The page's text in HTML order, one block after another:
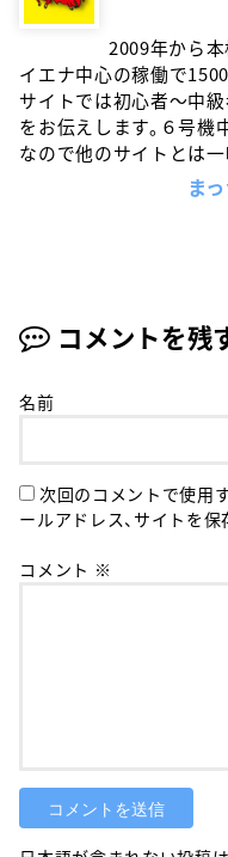
2009年から
イエナ中心の稼働で
サイトでは初心者〜中級
をお伝えします。６号
なので他のサイトとは
ま
コメントを残
名前
次回のコメントで使用
ールアドレス、サイトを保
コメント ※